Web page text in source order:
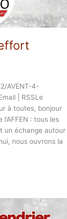
AVENT-4-
| RSSLe
à toutes, bonjour
: tous les
un échange autour
nous ouvrons la